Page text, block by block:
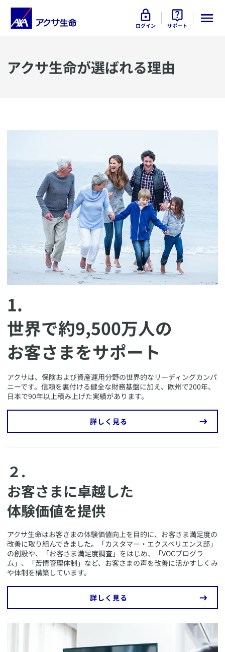
ログイン サポート
アクサ生命が選ばれる理由
1.
世界で約9,500万人の
お客さまをサポート
​アクサは、保険および資産運用分野の世界的なリーディングカンパ
ニーです。信頼を裏付ける健全な財務基盤に加え、欧州で200年、
日本で90年以上積み上げた実績があります。
​詳しく見る
２.
お客さまに卓越した
体験価値を提供
​アクサ生命はお客さまの体験価値向上を目的に、お客さま満足度の
改善に取り組んできました。「カスタマー・エクスペリエンス部」
の創設や、「お客さま満足度調査」をはじめ、「VOCプログラ
ム」、「苦情管理体制」など、お客さまの声を改善に活かすしくみ
や体制を構築しています。
​詳しく見る